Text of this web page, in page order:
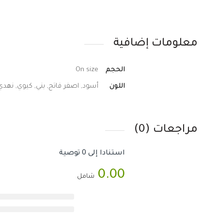
معلومات إضافية
الحجم On size
اللون أسود, اصفر فاتح, بني, كيوي,
مراجعات (0)
استنادا إلى 0 توصية
0.00 شامل